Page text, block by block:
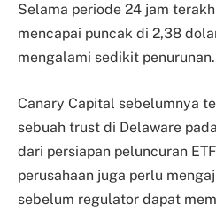
Selama periode 24 jam
mencapai puncak di 2,38
mengalami sedikit penurunan.
Canary Capital sebelumnya
sebuah trust di Delaware
dari persiapan peluncuran
perusahaan juga perlu
sebelum regulator dapat